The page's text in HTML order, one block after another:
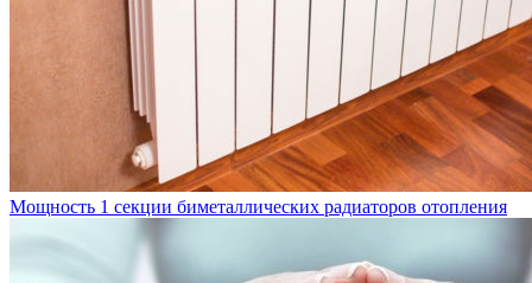
Мощность 1 секции биметаллических радиаторов отопления